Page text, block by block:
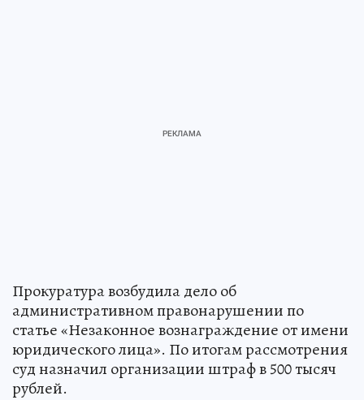
Прокуратура возбудила дело об
административном правонарушении по
статье «Незаконное вознаграждение от имени
юридического лица». По итогам рассмотрения
суд назначил организации штраф в 500 тысяч
рублей.